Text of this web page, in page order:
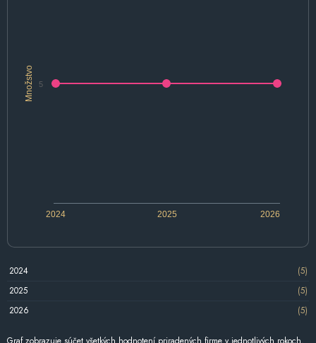
Množstvo
2024 2026
2025
5
2024
(5)
2025
(5)
2026
(5)